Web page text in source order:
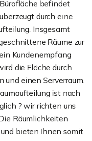
befindet
durch eine
Insgesamt
Räume zur
Kundenempfang
die Fläche durch
und einen Serverraum.
ist nach
? wir richten uns
Räumlichkeiten
bieten Ihnen somit